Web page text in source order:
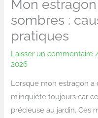
Mon
sombres :
pratiques
Laisser un commentaire
2026
Lorsque mon estragon a
m’inquiète toujours car
précieuse au jardin. Ces